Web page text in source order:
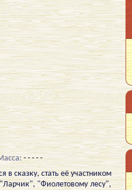
- - - - -
в сказку, стать её участником
"Ларчик", "Фиолетовому лесу",